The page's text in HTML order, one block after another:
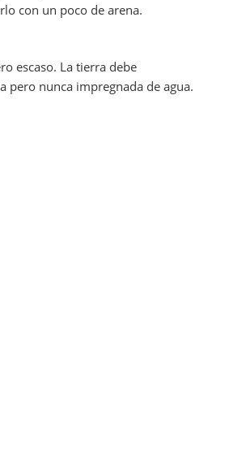
con un poco de arena.
escaso. La tierra debe
pero nunca impregnada de agua.